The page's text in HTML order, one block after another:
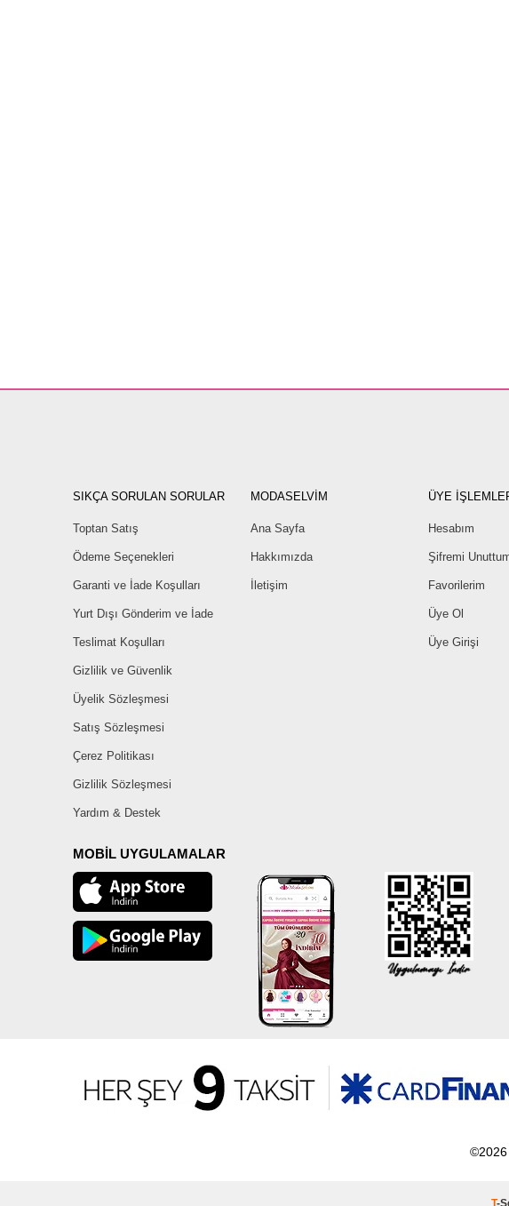
SIKÇA SORULAN SORULAR
Toptan Satış
Ödeme Seçenekleri
Garanti ve İade Koşulları
Yurt Dışı Gönderim ve İade
Teslimat Koşulları
Gizlilik ve Güvenlik
Üyelik Sözleşmesi
Satış Sözleşmesi
Çerez Politikası
Gizlilik Sözleşmesi
Yardım & Destek
MODASELVİM
Ana Sayfa
Hakkımızda
İletişim
ÜYE
Hesabım
Şifremi
Favorilerim
Üye Ol
Üye Girişi
MOBİL UYGULAMALAR
©2026
T-